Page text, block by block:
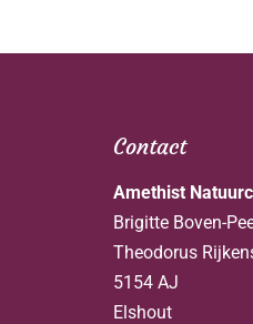
Contact
Amethist
Brigitte Boven-
Theodorus
5154 AJ
Elshout